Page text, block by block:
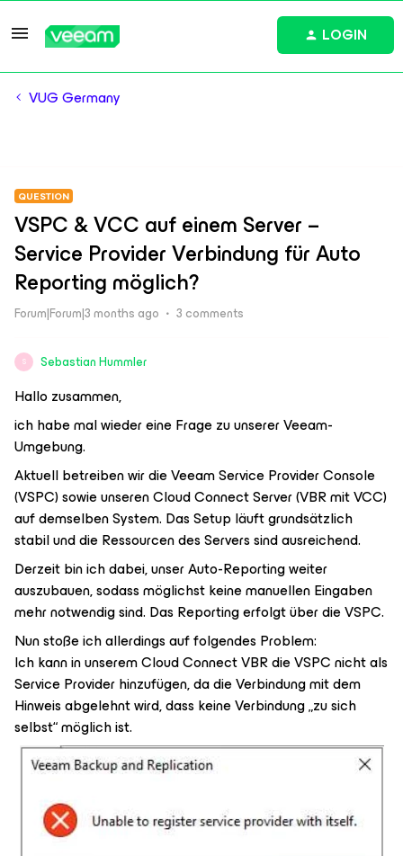
LOGIN
VUG Germany
QUESTION
VSPC & VCC auf einem Server –
Service Provider Verbindung für Auto
Reporting möglich?
Forum|Forum|3 months ago 3 comments
S Sebastian Hummler
Hallo zusammen,
ich habe mal wieder eine Frage zu unserer Veeam-
Umgebung.
Aktuell betreiben wir die Veeam Service Provider Console
(VSPC) sowie unseren Cloud Connect Server (VBR mit VCC)
auf demselben System. Das Setup läuft grundsätzlich
stabil und die Ressourcen des Servers sind ausreichend.
Derzeit bin ich dabei, unser Auto-Reporting weiter
auszubauen, sodass möglichst keine manuellen Eingaben
mehr notwendig sind. Das Reporting erfolgt über die VSPC.
Nun stoße ich allerdings auf folgendes Problem:
Ich kann in unserem Cloud Connect VBR die VSPC nicht als
Service Provider hinzufügen, da die Verbindung mit dem
Hinweis abgelehnt wird, dass keine Verbindung „zu sich
selbst“ möglich ist.